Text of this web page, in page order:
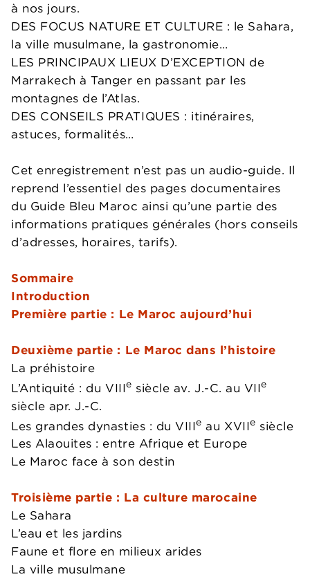
à nos jours.
DES FOCUS NATURE ET CULTURE : le Sahara,
la ville musulmane, la gastronomie…
LES PRINCIPAUX LIEUX D’EXCEPTION de
Marrakech à Tanger en passant par les
montagnes de l’Atlas.
DES CONSEILS PRATIQUES : itinéraires,
astuces, formalités…
Cet enregistrement n’est pas un audio-guide. Il
reprend l’essentiel des pages documentaires
du Guide Bleu Maroc ainsi qu’une partie des
informations pratiques générales (hors conseils
d’adresses, horaires, tarifs).
Sommaire
Introduction
Première partie : Le Maroc aujourd’hui
Deuxième partie : Le Maroc dans l’histoire
La préhistoire
L’Antiquité : du VIIIe siècle av. J.-C. au VIIe
siècle apr. J.-C.
Les grandes dynasties : du VIIIe au XVIIe siècle
Les Alaouites : entre Afrique et Europe
Le Maroc face à son destin
Troisième partie : La culture marocaine
Le Sahara
L’eau et les jardins
Faune et flore en milieux arides
La ville musulmane